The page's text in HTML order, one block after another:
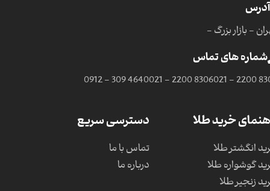
آدرس
- بازار بزرگ -
شماره های تماس
021 - 2200
021 - 2200 8306
0912 - 309 4640
خرید طلا
انگشتر طلا
گوشواره طلا
زنجیر طلا
دسترسی سریع
تماس با ما
درباره ما